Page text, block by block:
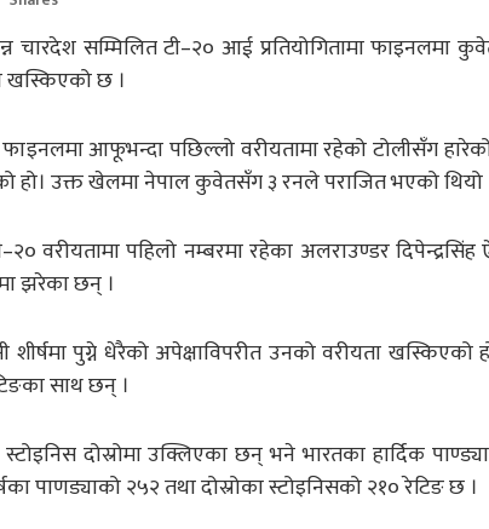
चारदेश सम्मिलित टी–२० आई प्रतियोगितामा फाइनलमा
खस्किएको छ ।
फाइनलमा आफूभन्दा पछिल्लो वरीयतामा रहेको टोलीसँग
हो। उक्त खेलमा नेपाल कुवेतसँग ३ रनले पराजित भएको थियो
वरीयतामा पहिलो नम्बरमा रहेका अलराउण्डर
झरेका छन् ।
शीर्षमा पुग्ने धेरैको अपेक्षाविपरीत उनको वरीयता खस्किएको
साथ छन् ।
दोस्रोमा उक्लिएका छन् भने भारतका हार्दिक
पाणड्याको २५२ तथा दोस्रोका स्टोइनिसको २१० रेटिङ छ ।